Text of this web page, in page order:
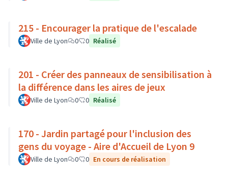
215 - Encourager la pratique de l'escalade
Ville de Lyon 0 0 Réalisé
201 - Créer des panneaux de sensibilisation à
la différence dans les aires de jeux
Ville de Lyon 0 0 Réalisé
170 - Jardin partagé pour l'inclusion des
gens du voyage - Aire d'Accueil de Lyon 9
Ville de Lyon 0 0 En cours de réalisation